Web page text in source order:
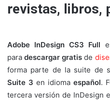
revistas, libros,
Adobe InDesign CS3 Full
paradescargar gratis de
forma parte de la suite de
Suite 3 en idiomaespañol.
tercera versión de InDesign